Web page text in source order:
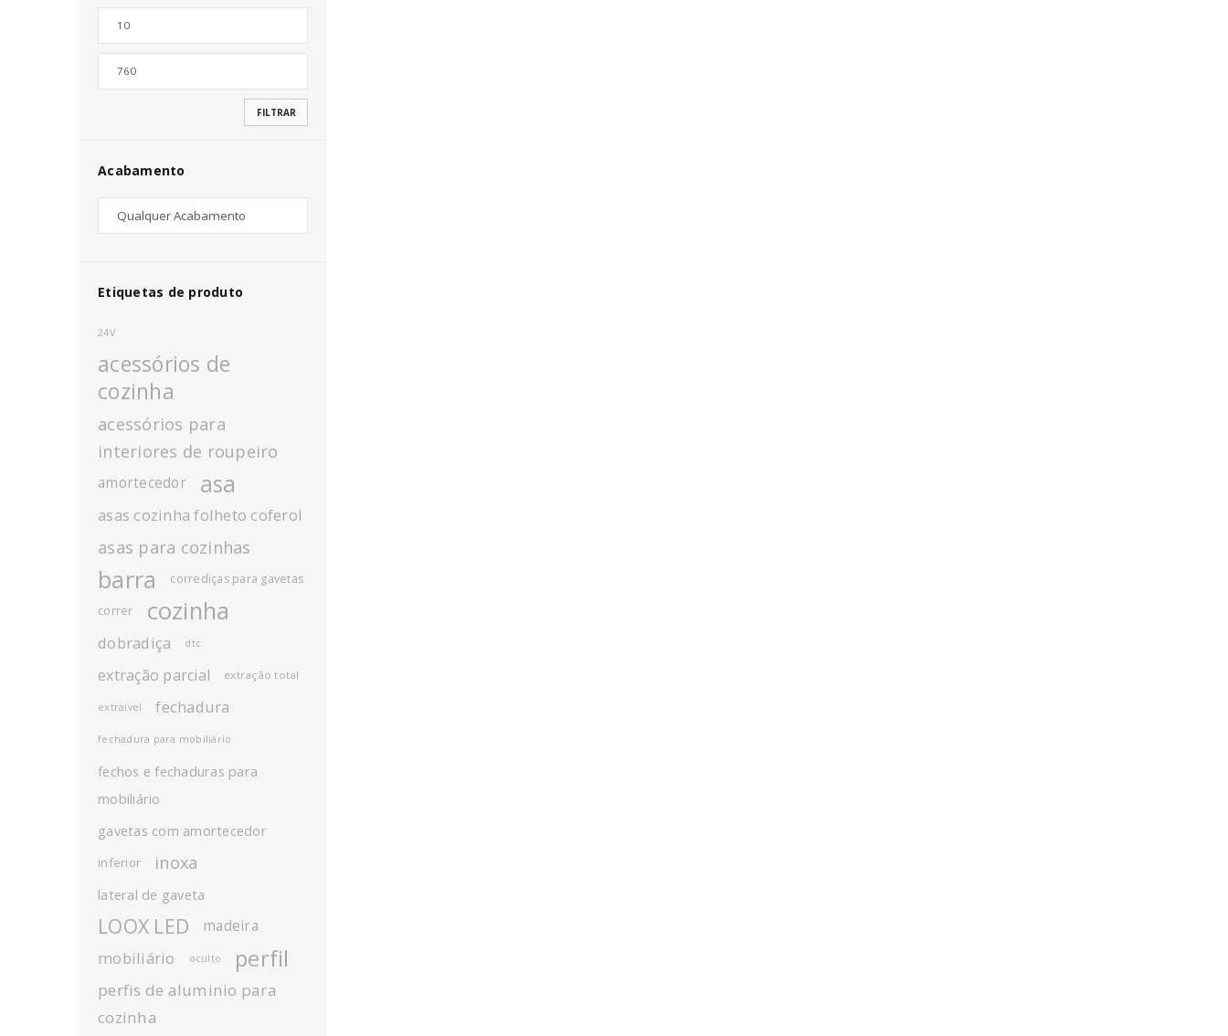
*
INICIAR SESSÃO
FILTRAR
Acabamento
Etiquetas de produto
24V
acessórios de
cozinha
acessórios para
interiores de roupeiro
amortecedor asa
asas cozinha folheto coferol
asas para cozinhas
barra corrediças para gavetas
correr cozinha
dobradiça dtc
extração parcial extração total
extraível fechadura
fechadura para mobiliário
fechos e fechaduras para
mobiliário
gavetas com amortecedor
inferior inoxa
lateral de gaveta
LOOX LED madeira
mobiliário oculto perfil
perfis de aluminio para
cozinha